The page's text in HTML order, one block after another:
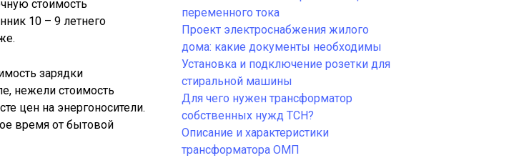
стоимость
10 – 9 летнего
зарядки
нежели стоимость
цен на энергоносители.
время от бытовой
переменного тока
Проект электроснабжения жилого
дома: какие документы необходимы
Установка и подключение розетки для
стиральной машины
Для чего нужен трансформатор
собственных нужд ТСН?
Описание и характеристики
трансформатора ОМП